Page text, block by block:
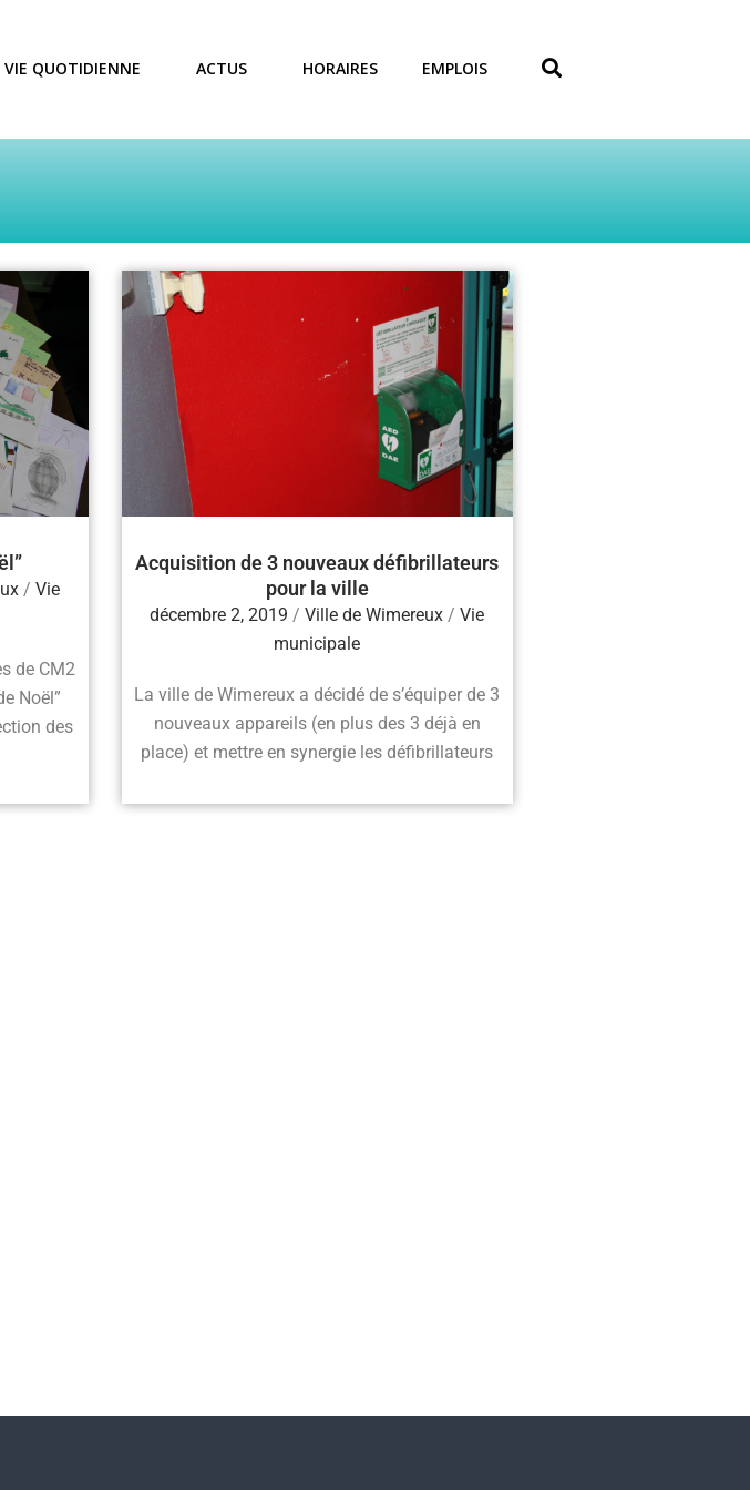
VIE QUOTIDIENNE ACTUS HORAIRES EMPLOIS
/ Vie
de CM2
Noël”
des
Acquisition de 3 nouveaux défibrillateurs
pour la ville
décembre 2, 2019 / Ville de Wimereux / Vie
municipale
La ville de Wimereux a décidé de s’équiper de 3
nouveaux appareils (en plus des 3 déjà en
place) et mettre en synergie les défibrillateurs